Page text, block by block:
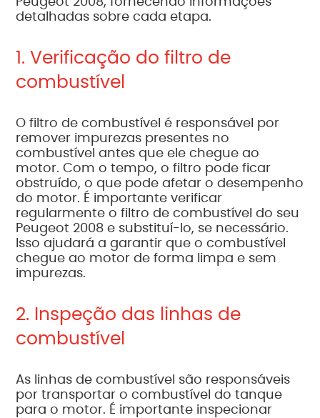
detalhadas sobre cada etapa.
1. Verificação do filtro de
combustível
O filtro de combustível é responsável por
remover impurezas presentes no
combustível antes que ele chegue ao
motor. Com o tempo, o filtro pode ficar
obstruído, o que pode afetar o desempenho
do motor. É importante verificar
regularmente o filtro de combustível do seu
Peugeot 2008 e substituí-lo, se necessário.
Isso ajudará a garantir que o combustível
chegue ao motor de forma limpa e sem
impurezas.
2. Inspeção das linhas de
combustível
As linhas de combustível são responsáveis
por transportar o combustível do tanque
para o motor. É importante inspecionar